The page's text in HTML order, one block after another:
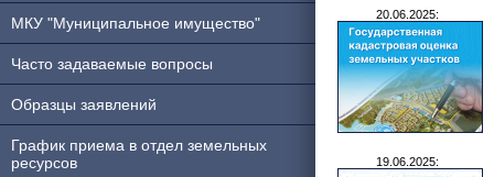
МКУ "Муниципальное имущество"
Часто задаваемые вопросы
Образцы заявлений
График приема в отдел земельных
ресурсов
20.06.2025:
19.06.2025: